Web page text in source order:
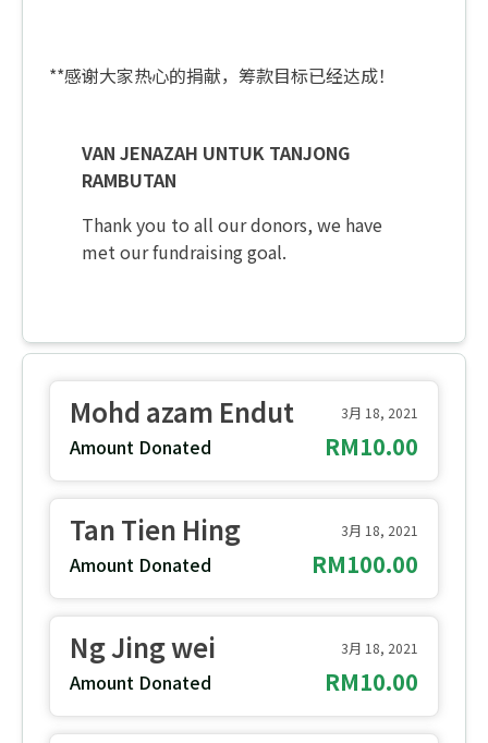
**感谢大家热心的捐献，筹款目标已经达成！
VAN JENAZAH UNTUK TANJONG
RAMBUTAN
Thank you to all our donors, we have
met our fundraising goal.
Mohd azam Endut 3月 18, 2021
Amount Donated RM10.00
Tan Tien Hing 3月 18, 2021
Amount Donated RM100.00
Ng Jing wei 3月 18, 2021
Amount Donated RM10.00